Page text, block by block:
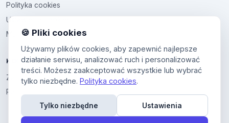
Polityka cookies
Ustawienia cookies
Multikod
KONTO
Zaloguj sie
Panel uzytkownika
🍪 Pliki cookies
Używamy plików cookies, aby zapewnić najlepsze
działanie serwisu, analizować ruch i personalizować
treści. Możesz zaakceptować wszystkie lub wybrać
tylko niezbędne. Polityka cookies.
Tylko niezbędne Ustawienia